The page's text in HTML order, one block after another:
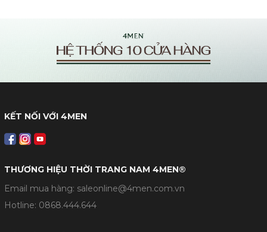
KẾT NỐI VỚI 4MEN
THƯƠNG HIỆU THỜI TRANG NAM 4MEN®
Email mua hàng: saleonline@4men.com.vn
Hotline: 0868.444.644